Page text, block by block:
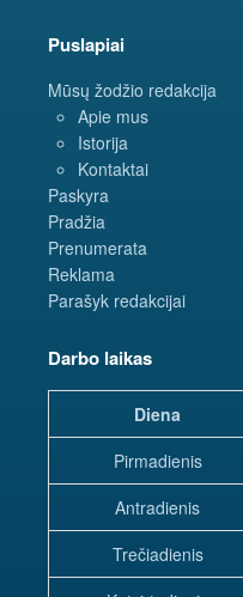
Puslapiai
Mūsų žodžio redakcija
Apie mus
Istorija
Kontaktai
Paskyra
Pradžia
Prenumerata
Reklama
Parašyk redakcijai
Darbo laikas
Diena
Pirmadienis
Antradienis
Trečiadienis